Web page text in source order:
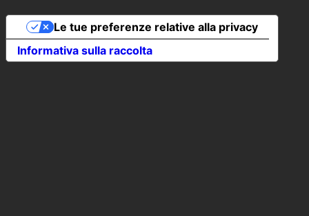
Informativa sulla raccolta
Le tue preferenze relative alla privacy